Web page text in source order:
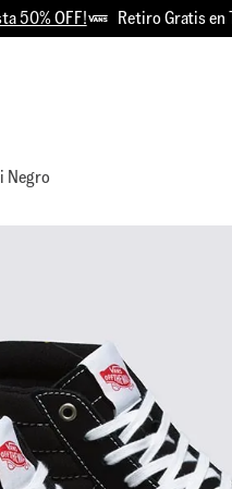
Retiro Gratis en Tiendas
Negro
3.
sk8-hi
7.
8
vans knu
9.
vans hylane